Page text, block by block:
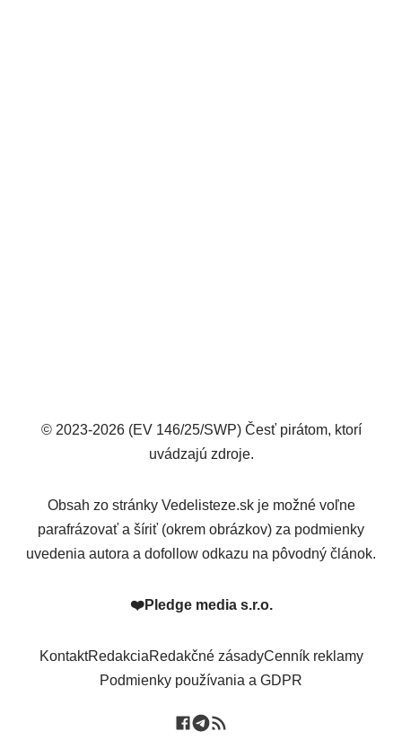
© 2023-2026 (EV 146/25/SWP) Česť pirátom, ktorí
uvádzajú zdroje.
Obsah zo stránky Vedelisteze.sk je možné voľne
parafrázovať a šíriť (okrem obrázkov) za podmienky
uvedenia autora a dofollow odkazu na pôvodný článok.
❤️Pledge media s.r.o.
KontaktRedakciaRedakčné zásadyCenník reklamy
Podmienky používania a GDPR